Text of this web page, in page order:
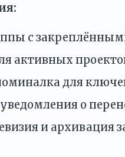
с
активных
для
о
и архивация